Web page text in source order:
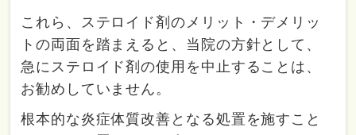
これら、ステロイド剤のメリット・デメリッ
トの両面を踏まえると、当院の方針として、
急にステロイド剤の使用を中止することは、
お勧めしていません。
根本的な炎症体質改善となる処置を施すこと